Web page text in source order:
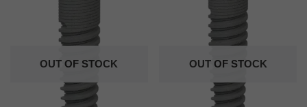
OUT OF STOCK OUT OF STOCK